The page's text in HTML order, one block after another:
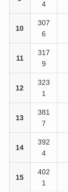
4
10
307
6
11
317
9
12
323
1
13
381
7
14
392
4
15
402
1